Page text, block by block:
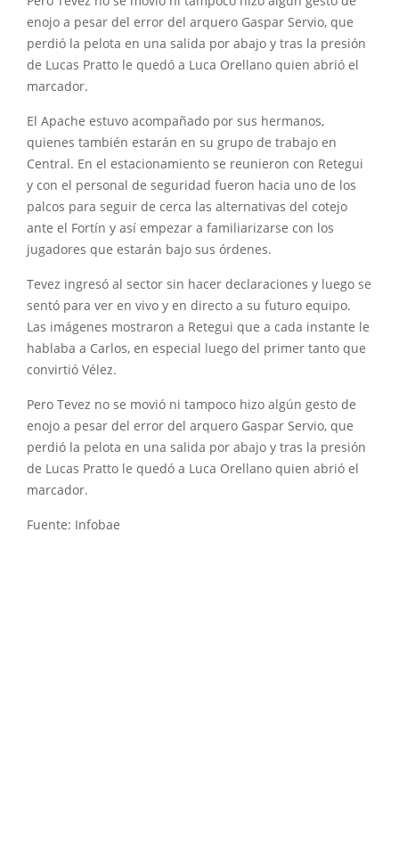
enojo a pesar del error del arquero Gaspar Servio, que
perdió la pelota en una salida por abajo y tras la presión
de Lucas Pratto le quedó a Luca Orellano quien abrió el
marcador.
El Apache estuvo acompañado por sus hermanos,
quienes también estarán en su grupo de trabajo en
Central. En el estacionamiento se reunieron con Retegui
y con el personal de seguridad fueron hacia uno de los
palcos para seguir de cerca las alternativas del cotejo
ante el Fortín y así empezar a familiarizarse con los
jugadores que estarán bajo sus órdenes.
Tevez ingresó al sector sin hacer declaraciones y luego se
sentó para ver en vivo y en directo a su futuro equipo.
Las imágenes mostraron a Retegui que a cada instante le
hablaba a Carlos, en especial luego del primer tanto que
convirtió Vélez.
Pero Tevez no se movió ni tampoco hizo algún gesto de
enojo a pesar del error del arquero Gaspar Servio, que
perdió la pelota en una salida por abajo y tras la presión
de Lucas Pratto le quedó a Luca Orellano quien abrió el
marcador.
Fuente: Infobae